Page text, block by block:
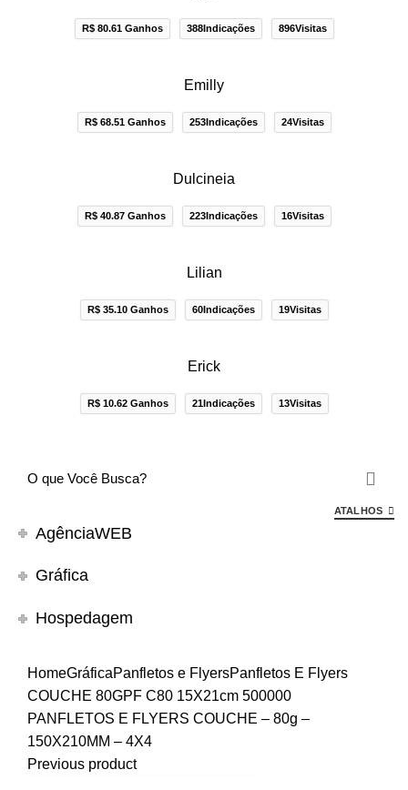
R$ 80.61 Ganhos 388Indicações 896Visitas
Emilly
R$ 68.51 Ganhos 253Indicações 24Visitas
Dulcineia
R$ 40.87 Ganhos 223Indicações 16Visitas
Lilian
R$ 35.10 Ganhos 60Indicações 19Visitas
Erick
R$ 10.62 Ganhos 21Indicações 13Visitas
ATALHOS
AgênciaWEB
Gráfica
Hospedagem
HomeGráficaPanfletos e FlyersPanfletos E Flyers
COUCHE 80GPF C80 15X21cm 500000
PANFLETOS E FLYERS COUCHE – 80g –
150X210MM – 4X4
Previous product